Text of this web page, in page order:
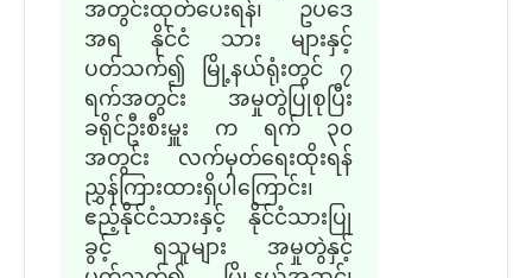
အတွင်းထုတ်ပေးရန်၊ ဥပဒေ
အရ နိုင်ငံ သား များနှင့်
ပတ်သက်၍ မြို့နယ်ရုံးတွင် ၇
ရက်အတွင်း အမှုတွဲပြုစုပြီး
ခရိုင်ဦးစီးမှူး က ရက် ၃၀
အတွင်း လက်မှတ်ရေးထိုးရန်
ညွှန်ကြားထားရှိပါကြောင်း၊
ဧည့်နိုင်ငံသားနှင့် နိုင်ငံသားပြု
ခွင့် ရသူများ အမှုတွဲနှင့်